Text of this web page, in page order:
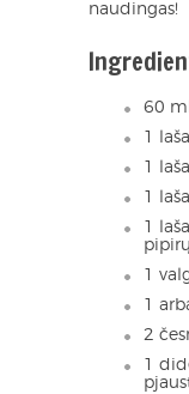
naudingas!
60
1
1
1
1
1
1
2
1